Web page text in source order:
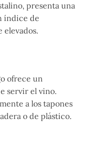
presenta una
índice de
ofrece un
servir el vino.
a los tapones
o de plástico.